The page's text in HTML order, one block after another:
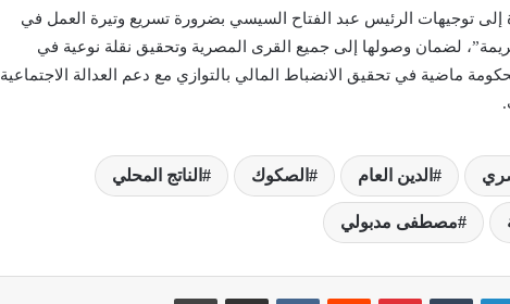
إلى توجيهات الرئيس عبد الفتاح السيسي بضرورة تسريع وتيرة العمل في
كريمة”، لضمان وصولها إلى جميع القرى المصرية وتحقيق نقلة نوعية في
ماضية في تحقيق الانضباط المالي بالتوازي مع دعم العدالة الاجتماعية
الدين العام الصكوك الناتج المحلي
مصطفى مدبولي
لينكدإن بينتيريست